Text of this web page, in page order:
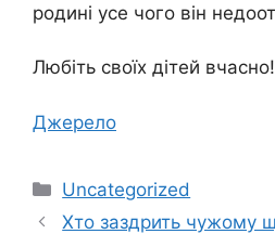
родині усе чого він
Любіть своїх дітей вчасно!
Джерело
Категорії
Uncategorized
Хто заздрить чужому